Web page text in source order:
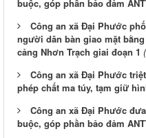
buộc, góp phần bảo đảm
Công an xã Đại Phước
người dân bàn giao mặt
cảng Nhơn Trạch giai đoạn 1
Công an xã Đại Phước
phép chất ma túy, tạm giữ
Công an xã Đại Phước
buộc, góp phần bảo đảm